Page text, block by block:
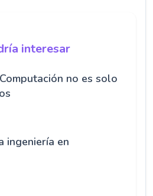
interesar
no es solo
ingeniería en